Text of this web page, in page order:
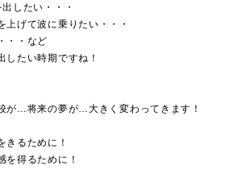
したい・・・
げて波に乗りたい・・・
・・など
したい時期ですね！
…将来の夢が…大きく変わってきます！
きるために！
を得るために！